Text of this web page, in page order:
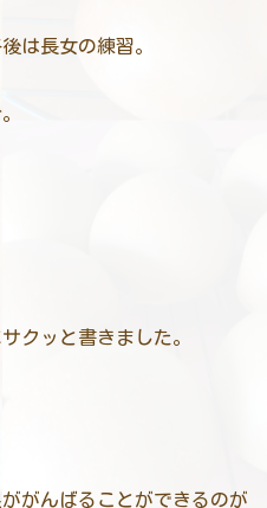
は長女の練習。
クッと書きました。
がんばることができるのが